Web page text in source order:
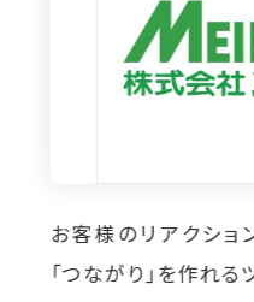
創業から120余年の
の進出時に採用。認